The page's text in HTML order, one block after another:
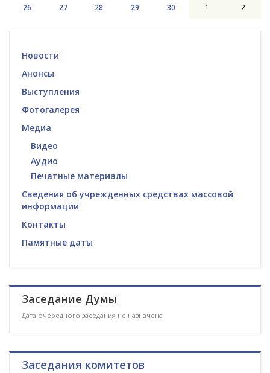
26 27 28 29 30 1 2
Новости
Анонсы
Выступления
Фотогалерея
Медиа
Видео
Аудио
Печатные материалы
Сведения об учрежденных средствах массовой
информации
Контакты
Памятные даты
Заседание Думы
Дата очередного заседания не назначена
Заседания комитетов